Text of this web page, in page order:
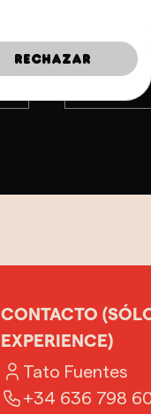
Vas a
CONTACTO
EXPERIENCE)
Tato Fuentes
+34 636 798
Rechazar